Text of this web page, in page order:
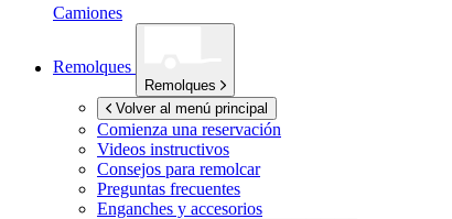
Camiones
Remolques
Remolques
Volver al menú principal
Comienza una reservación
Videos instructivos
Consejos para remolcar
Preguntas frecuentes
Enganches y accesorios